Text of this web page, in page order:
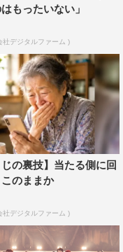
「Trans NIPPON
／フジテレビ
中継）
00（再放送）
出足りてますか？
もったいない」
社デジタルファーム )
じの裏技】当たる側に回
のままか
社デジタルファーム )